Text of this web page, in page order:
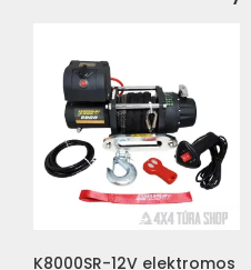
K8000SR-12V elektromos